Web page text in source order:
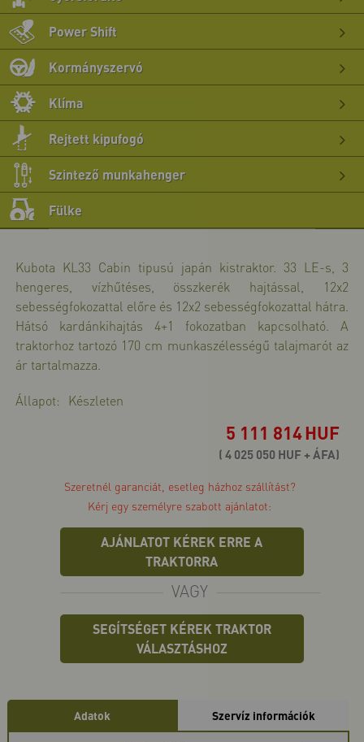
>>
>>
Power Shift
>>
Kormányszervó
>>
Klíma
>>
Rejtett kipufogó
Szintező munkahenger
Fülke
Kubota KL33 Cabin tipusú japán kistraktor. 33 LE-s, 3
hengeres, vízhűtéses, összkerék hajtással, 12x2
sebességfokozattal előre és 12x2 sebességfokozattal hátra.
Hátsó kardánkihajtás 4+1 fokozatban kapcsolható. A
traktorhoz tartozó 170 cm munkaszélességű talajmarót az
ár tartalmazza.
Állapot: Készleten
5 111 814HUF
( 4 025 050 HUF + ÁFA)
Szeretnél garanciát, esetleg házhoz szállítást?
Kérj egy személyre szabott ajánlatot:
AJÁNLATOT KÉREK ERRE A
TRAKTORRA
VAGY
SEGÍTSÉGET KÉREK TRAKTOR
VÁLASZTÁSHOZ
Adatok Szervíz információk